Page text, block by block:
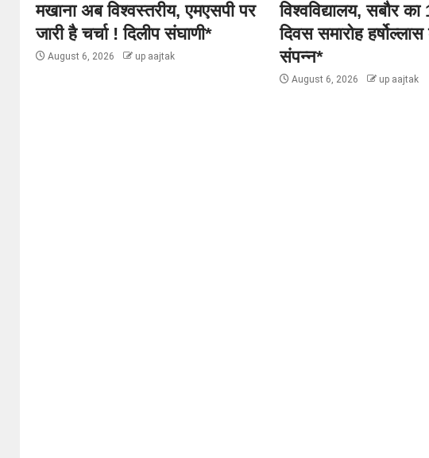
मखाना अब विश्वस्तरीय, एमएसपी पर
जारी है चर्चा ! दिलीप संघाणी*
August 6, 2026 up aajtak
विश्वविद्यालय, सबौर
दिवस समारोह
संपन्न*
August 6, 2026 up aajtak